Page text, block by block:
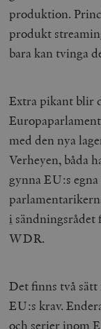
produktion.
produkt
bara kan tvinga
Extra pikant blir
med den nya
Verheyen, båda
gynna EU:s
i sändningsrådet
WDR.
Det finns två
EU:s krav.
och serier inom